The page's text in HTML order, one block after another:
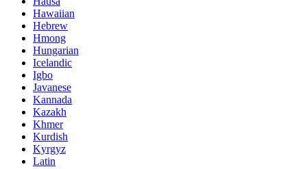
Hawaiian
Hebrew
Hmong
Hungarian
Icelandic
Igbo
Javanese
Kannada
Kazakh
Khmer
Kurdish
Kyrgyz
Latin